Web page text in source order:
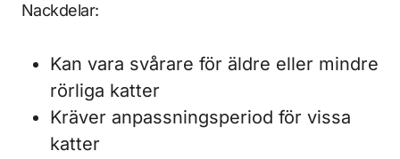
Nackdelar:
Kan vara svårare för äldre eller mindre
rörliga katter
Kräver anpassningsperiod för vissa
katter